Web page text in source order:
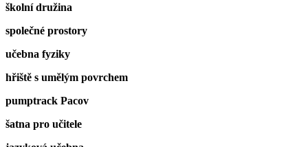
školní družina
společné prostory
učebna fyziky
hřiště s umělým povrchem
pumptrack Pacov
šatna pro učitele